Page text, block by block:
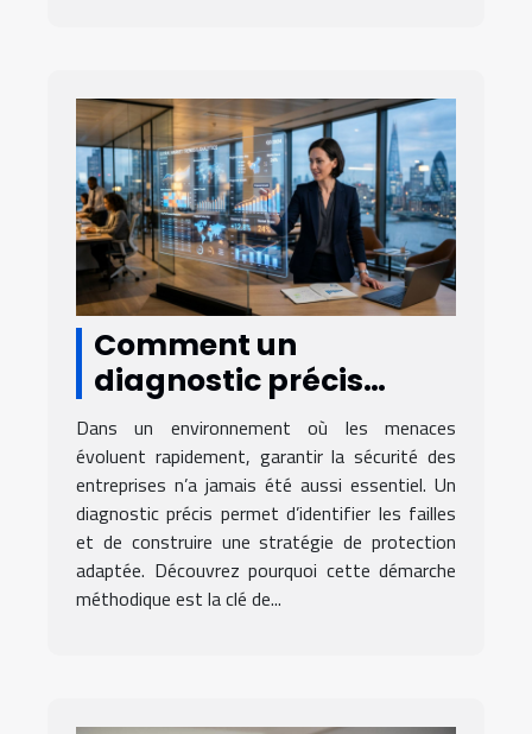
Comment un
diagnostic précis
améliore la sécurité
des entreprises ?
Dans un environnement où les menaces
évoluent rapidement, garantir la sécurité des
entreprises n’a jamais été aussi essentiel. Un
diagnostic précis permet d’identifier les failles
et de construire une stratégie de protection
adaptée. Découvrez pourquoi cette démarche
méthodique est la clé de...